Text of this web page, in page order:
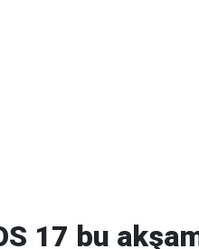
17 bu